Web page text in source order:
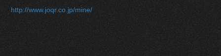
http://www.joqr.co.jp/mine/